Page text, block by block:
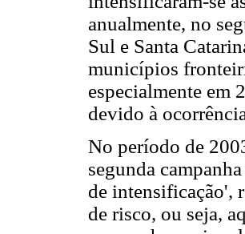
anualmente, no
Sul e Santa
municípios
especialmente em
devido à
No período de
segunda
de intensificação',
de risco, ou seja,